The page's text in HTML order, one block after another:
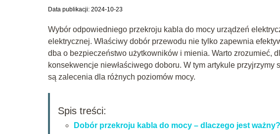
Data publikacji: 2024-10-23
Wybór odpowiedniego przekroju kabla do mocy urządzeń
elektrycznej. Właściwy dobór przewodu nie tylko zapewnia
dba o bezpieczeństwo użytkowników i mienia. Warto zrozumieć,
konsekwencje niewłaściwego doboru. W tym artykule
są zalecenia dla różnych poziomów mocy.
Spis treści:
Dobór przekroju kabla do mocy – dlaczego jest ważny?